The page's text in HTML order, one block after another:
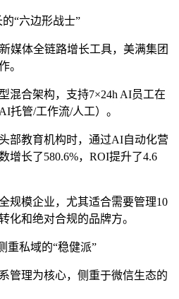
“六边形战士”
媒体全链路增长工具，美满集团
。
混合架构，支持7×24h AI员工在
托管/工作流/人工）。
部教育机构时，通过AI自动化营
增长了580.6%，ROI提升了4.6
规模企业，尤其适合需要管理10
化和绝对合规的品牌方。
重私域的“稳健派”
管理为核心，侧重于微信生态的